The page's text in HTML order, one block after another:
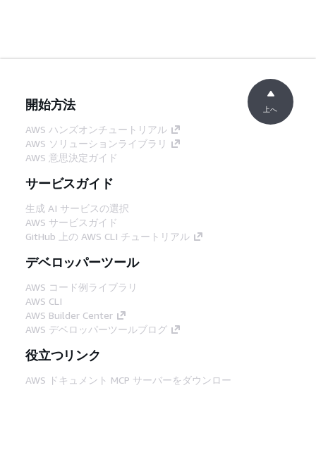
開始方法
AWS ハンズオンチュートリアル
AWS ソリューションライブラリ
AWS 意思決定ガイド
サービスガイド
生成 AI サービスの選択
AWS サービスガイド
GitHub 上の AWS CLI チュートリアル
デベロッパーツール
AWS コード例ライブラリ
AWS CLI
AWS Builder Center
AWS デベロッパーツールブログ
役立つリンク
AWS ドキュメント MCP サーバーをダウンロー
上へ